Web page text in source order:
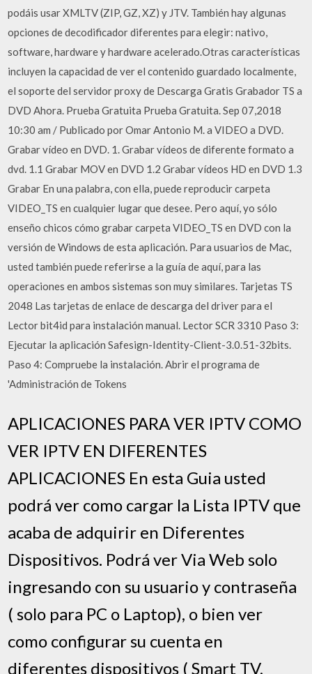
podáis usar XMLTV (ZIP, GZ, XZ) y JTV. También hay algunas
opciones de decodificador diferentes para elegir: nativo,
software, hardware y hardware acelerado.Otras características
incluyen la capacidad de ver el contenido guardado localmente,
el soporte del servidor proxy de Descarga Gratis Grabador TS a
DVD Ahora. Prueba Gratuita Prueba Gratuita. Sep 07,2018
10:30 am / Publicado por Omar Antonio M. a VIDEO a DVD.
Grabar vídeo en DVD. 1. Grabar vídeos de diferente formato a
dvd. 1.1 Grabar MOV en DVD 1.2 Grabar vídeos HD en DVD 1.3
Grabar En una palabra, con ella, puede reproducir carpeta
VIDEO_TS en cualquier lugar que desee. Pero aquí, yo sólo
enseño chicos cómo grabar carpeta VIDEO_TS en DVD con la
versión de Windows de esta aplicación. Para usuarios de Mac,
usted también puede referirse a la guía de aquí, para las
operaciones en ambos sistemas son muy similares. Tarjetas TS
2048 Las tarjetas de enlace de descarga del driver para el
Lector bit4id para instalación manual. Lector SCR 3310 Paso 3:
Ejecutar la aplicación Safesign-Identity-Client-3.0.51-32bits.
Paso 4: Compruebe la instalación. Abrir el programa de
'Administración de Tokens
APLICACIONES PARA VER IPTV COMO
VER IPTV EN DIFERENTES
APLICACIONES En esta Guia usted
podrá ver como cargar la Lista IPTV que
acaba de adquirir en Diferentes
Dispositivos. Podrá ver Via Web solo
ingresando con su usuario y contraseña
( solo para PC o Laptop), o bien ver
como configurar su cuenta en
diferentes dispositivos ( Smart TV,